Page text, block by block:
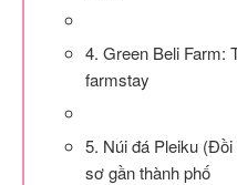
4. Green Beli Farm:
farmstay
5. Núi đá Pleiku
sơ gần thành phố